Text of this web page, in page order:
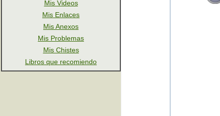
Mis Videos
Mis Enlaces
Mis Anexos
Mis Problemas
Mis Chistes
Libros que recomiendo